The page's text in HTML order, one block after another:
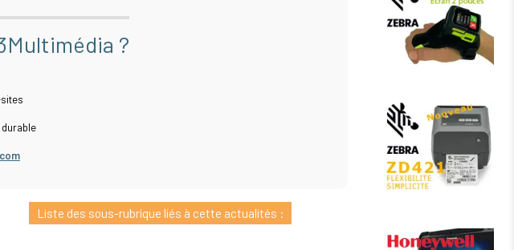
?
Liste des sous-rubrique liés à cette actualités :